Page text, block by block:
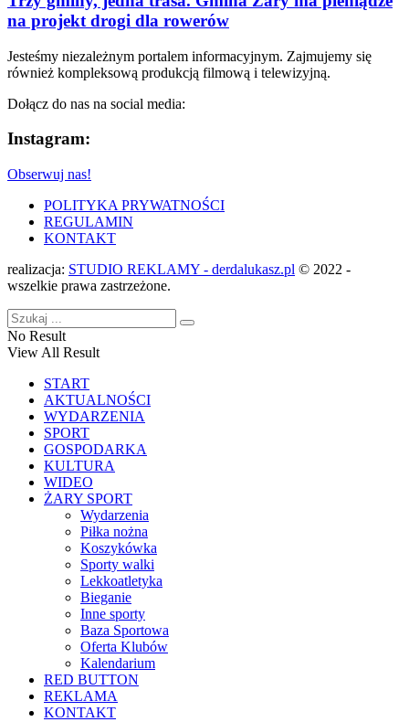
na projekt drogi dla rowerów
Jesteśmy niezależnym portalem informacyjnym. Zajmujemy się
również kompleksową produkcją filmową i telewizyjną.
Dołącz do nas na social media:
Instagram:
Obserwuj nas!
POLITYKA PRYWATNOŚCI
REGULAMIN
KONTAKT
realizacja: STUDIO REKLAMY - derdalukasz.pl © 2022 -
wszelkie prawa zastrzeżone.
No Result
View All Result
START
AKTUALNOŚCI
WYDARZENIA
SPORT
GOSPODARKA
KULTURA
WIDEO
ŻARY SPORT
Wydarzenia
Piłka nożna
Koszykówka
Sporty walki
Lekkoatletyka
Bieganie
Inne sporty
Baza Sportowa
Oferta Klubów
Kalendarium
RED BUTTON
REKLAMA
KONTAKT